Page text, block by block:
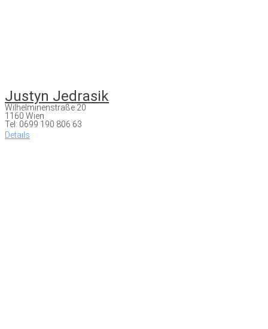
Justyn Jedrasik
Wilhelminenstraße 20
1160 Wien
Tel: 0699 190 806 63
Details